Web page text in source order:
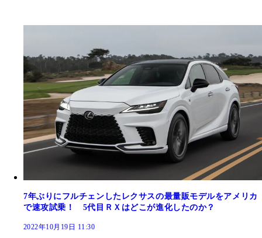
7年ぶりにフルチェンしたレクサスの最量販モデルをアメリカ
で速攻試乗！ 5代目ＲＸはどこが進化したのか？
2022年10月19日 11:30